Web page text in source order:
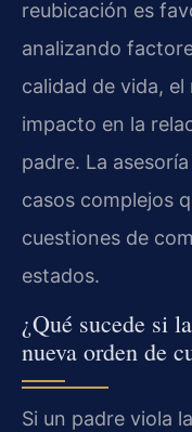
reubicación es
analizando
calidad de vida,
impacto en la
padre. La
casos complejos
cuestiones de
estados.
¿Qué sucede si
nueva orden de
Si un padre viola